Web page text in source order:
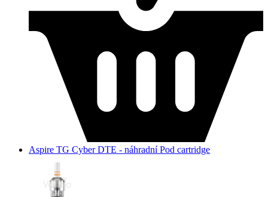
Aspire TG Cyber DTE - náhradní Pod cartridge